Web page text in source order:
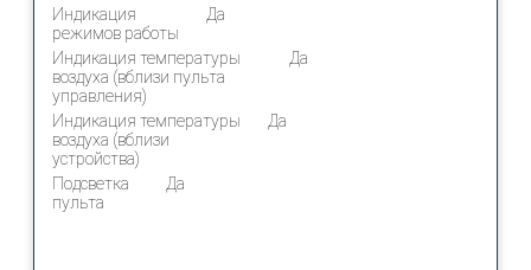
Индикация
режимов работы
Да
Индикация температуры
воздуха (вблизи пульта
управления)
Да
Индикация температуры
воздуха (вблизи
устройства)
Да
Подсветка
пульта
Да